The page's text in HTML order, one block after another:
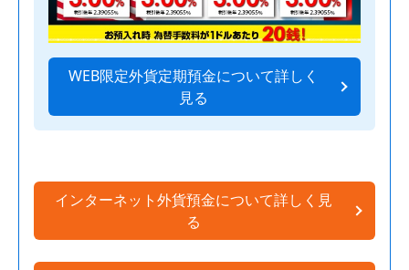
WEB限定外貨定期預金について詳しく
見る
インターネット外貨預金について詳しく見
る